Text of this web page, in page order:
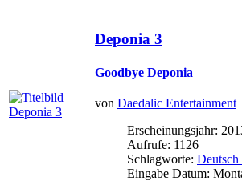
Deponia 3
Goodbye Deponia
von Daedalic Entertainment
Erscheinungsjahr:
Aufrufe: 1126
Schlagworte: Deutsch
Eingabe Datum: